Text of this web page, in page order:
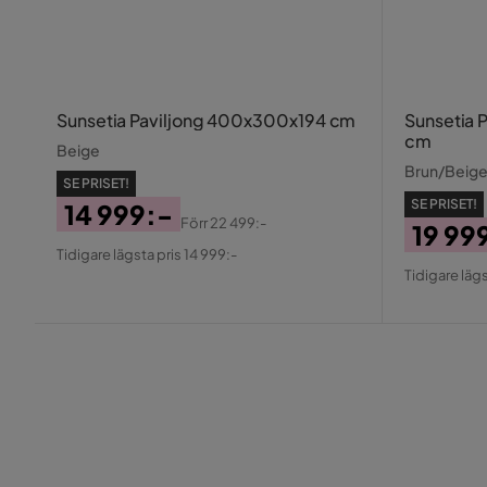
Sunsetia Paviljong 400x300x194 cm
Beige
SE PRISET!
Pris
14 999:-
Original
Förr22 499:-
Tidigare lägsta pris 14 999:-
Sunsetia
cm
Brun/Beige
SE PRISET!
Pris
19
Tidigare